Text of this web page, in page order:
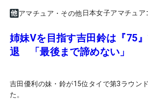
アマチュア・その他日本女子アマチュ
姉妹Vを目指す吉田鈴は『75
退 「最後まで諦めない」
吉田優利の妹・鈴が15位タイで第3ラウン
た。